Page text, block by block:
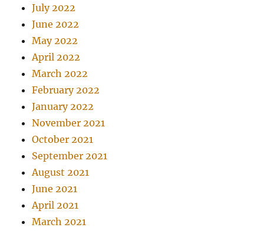
July 2022
June 2022
May 2022
April 2022
March 2022
February 2022
January 2022
November 2021
October 2021
September 2021
August 2021
June 2021
April 2021
March 2021